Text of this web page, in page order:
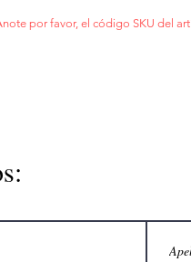
por favor, el código SKU del